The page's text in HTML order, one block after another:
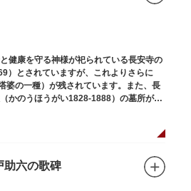
健康を守る神様が祀られている長安寺の
）とされていますが、これよりさらに
婆の一種）が残されています。また、長
かのうほうがい1828-1888）の墓所があ
助六の歌碑